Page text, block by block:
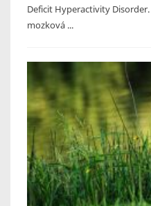
Deficit Hyperactivity
mozková ...